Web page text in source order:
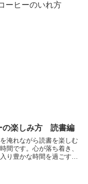
ーヒーのいれ方
の楽しみ方 読書編
淹れながら読書を楽しむ
間です。心が落ち着き、
り豊かな時間を過ごすこ